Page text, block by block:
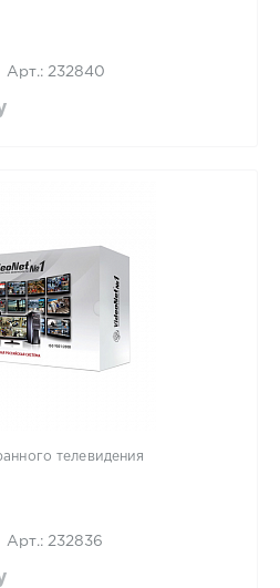
Арт.: 232840
телевидения
Арт.: 232836